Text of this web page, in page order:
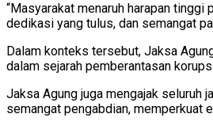
“Masyarakat menaruh harapan
dedikasi yang tulus, dan semangat
Dalam konteks tersebut, Jaksa
dalam sejarah pemberantasan
Jaksa Agung juga mengajak seluruh
semangat pengabdian, memperkuat